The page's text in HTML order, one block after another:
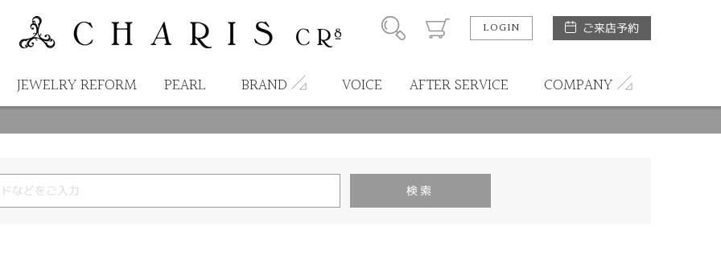
LOGIN ご来店予約
JEWELRY REFORM PEARL BRAND VOICE AFTER SERVICE COMPANY